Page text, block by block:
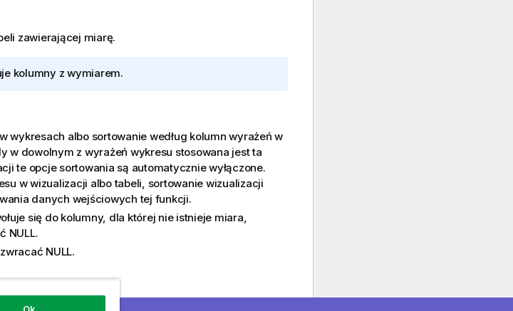
zawierającej miarę.
kolumny z wymiarem.
wykresach albo sortowanie według kolumn wyrażeń w
w dowolnym z wyrażeń wykresu stosowana jest ta
te opcje sortowania są automatycznie wyłączone.
w wizualizacji albo tabeli, sortowanie wizualizacji
danych wejściowych tej funkcji.
się do kolumny, dla której nie istnieje miara,
NULL.
NULL.